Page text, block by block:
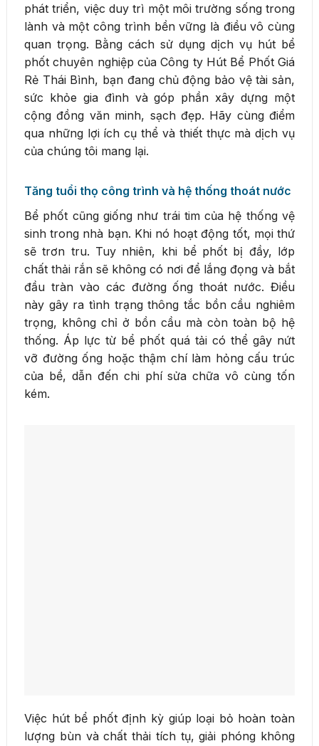
phát triển, việc duy trì một môi trường sống trong
lành và một công trình bền vững là điều vô cùng
quan trọng. Bằng cách sử dụng dịch vụ hút bể
phốt chuyên nghiệp của Công ty Hút Bể Phốt Giá
Rẻ Thái Bình, bạn đang chủ động bảo vệ tài sản,
sức khỏe gia đình và góp phần xây dựng một
cộng đồng văn minh, sạch đẹp. Hãy cùng điểm
qua những lợi ích cụ thể và thiết thực mà dịch vụ
của chúng tôi mang lại.
Tăng tuổi thọ công trình và hệ thống thoát nước
Bể phốt cũng giống như trái tim của hệ thống vệ
sinh trong nhà bạn. Khi nó hoạt động tốt, mọi thứ
sẽ trơn tru. Tuy nhiên, khi bể phốt bị đầy, lớp
chất thải rắn sẽ không có nơi để lắng đọng và bắt
đầu tràn vào các đường ống thoát nước. Điều
này gây ra tình trạng thông tắc bồn cầu nghiêm
trọng, không chỉ ở bồn cầu mà còn toàn bộ hệ
thống. Áp lực từ bể phốt quá tải có thể gây nứt
vỡ đường ống hoặc thậm chí làm hỏng cấu trúc
của bể, dẫn đến chi phí sửa chữa vô cùng tốn
kém.
Việc hút bể phốt định kỳ giúp loại bỏ hoàn toàn
lượng bùn và chất thải tích tụ, giải phóng không